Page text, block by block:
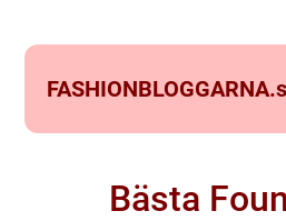
FASHIONBLOGGARNA.
Bästa